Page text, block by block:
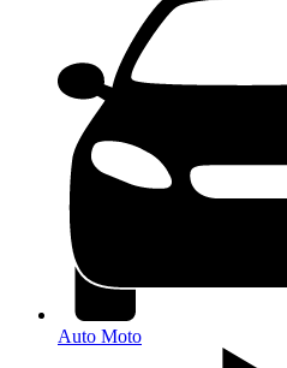
Auto Moto